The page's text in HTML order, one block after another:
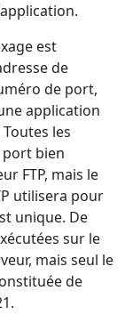
est
de
de port,
application
les
port bien
FTP, mais le
utilisera pour
unique. De
sur le
mais seul le
de